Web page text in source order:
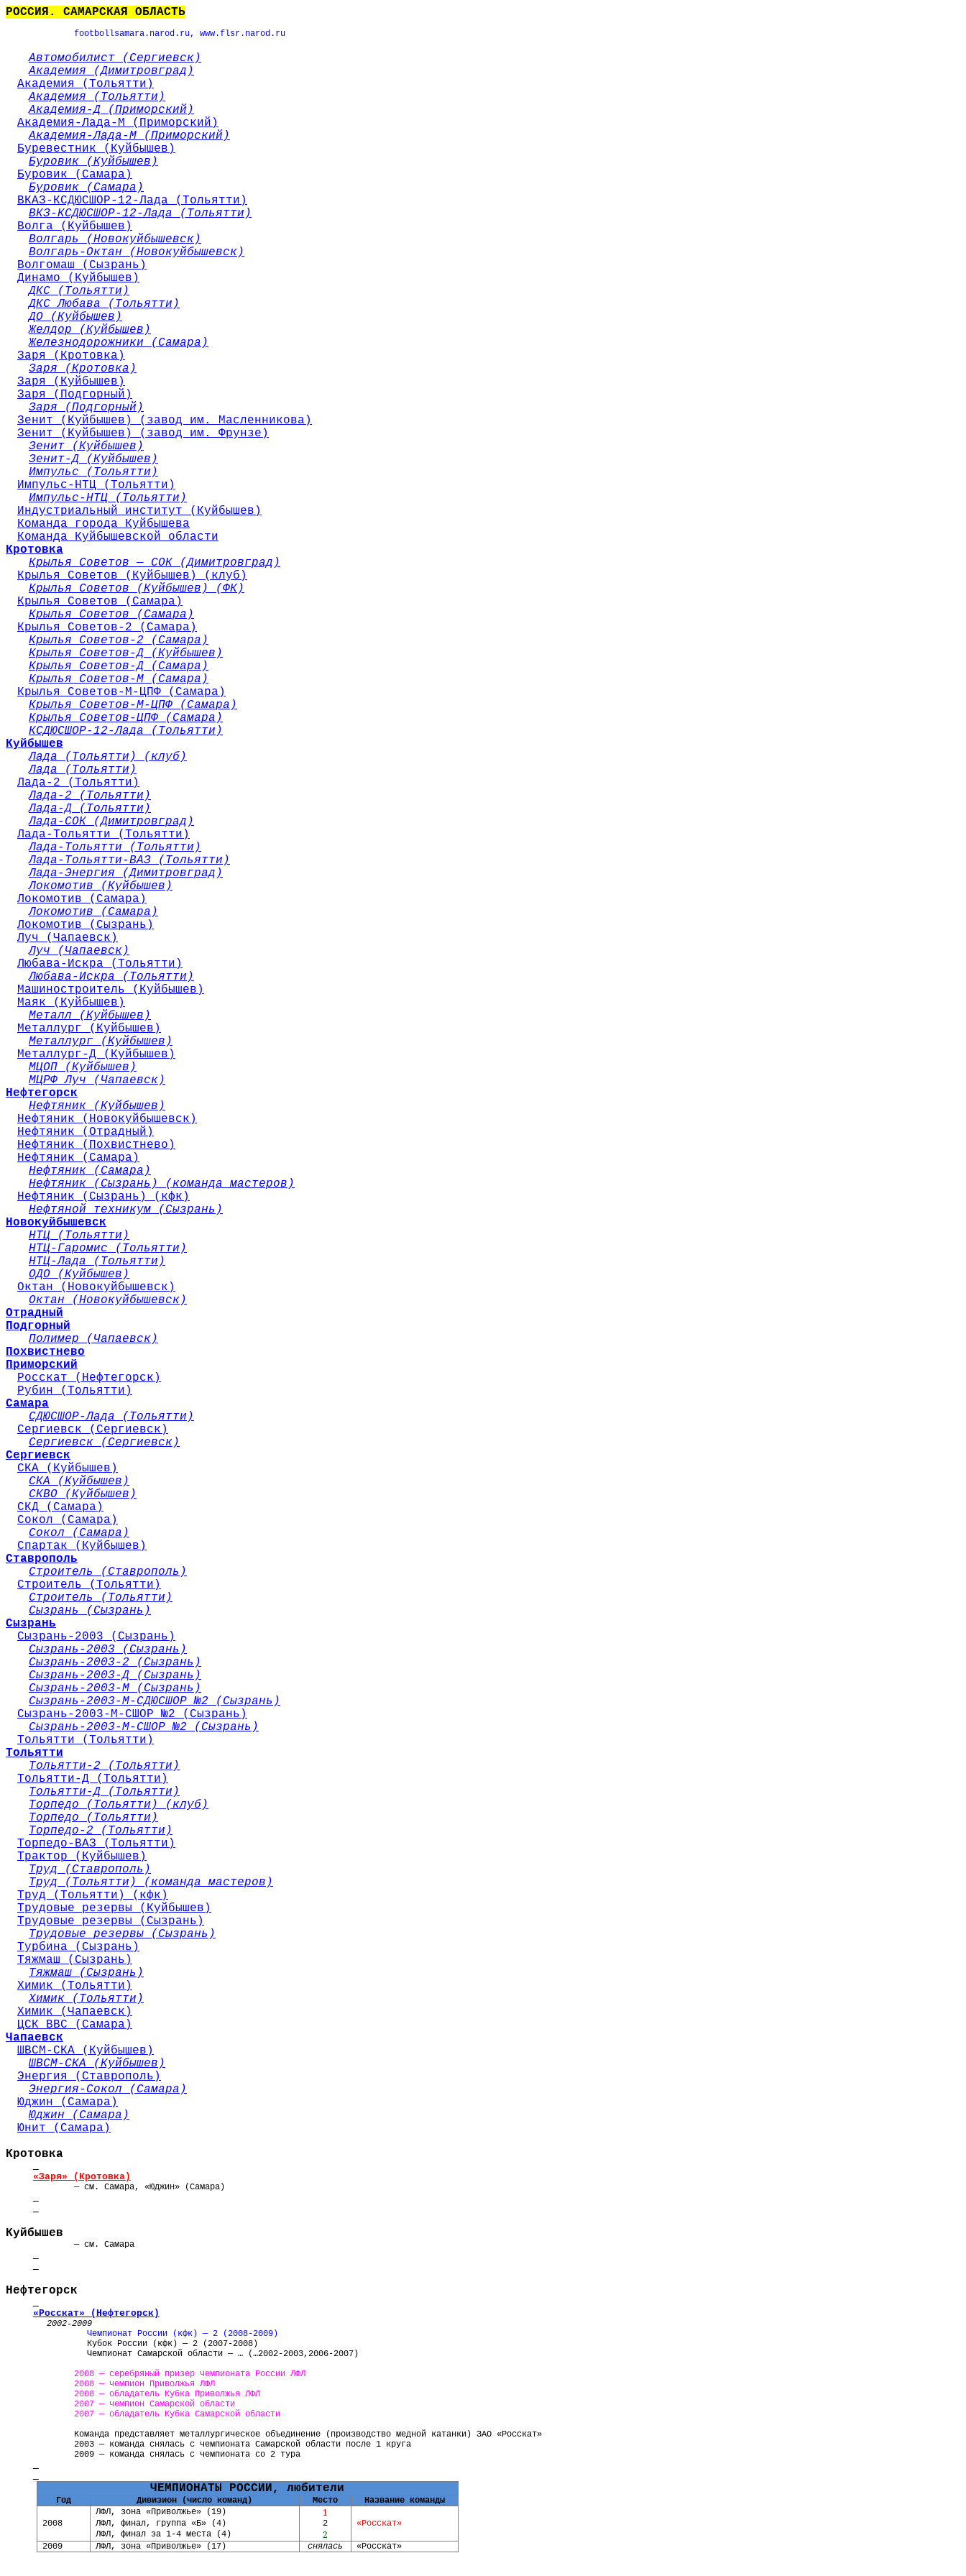
РОССИЯ. САМАРСКАЯ ОБЛАСТЬ
footbollsamara. narod. ru, www.flsr. narod. ru
Автомобилист (Сергиевск)
Академия (Димитровград)
Академия (Тольятти)
Академия (Тольятти)
Академия-Д (Приморский)
Академия-Лада-М (Приморский)
Академия-Лада-М (Приморский)
Буревестник (Куйбышев)
Буровик (Куйбышев)
Буровик (Самара)
Буровик (Самара)
ВКАЗ-КСДЮСШОР-12-Лада (Тольятти)
ВКЗ-КСДЮСШОР-12-Лада (Тольятти)
Волга (Куйбышев)
Волгарь (Новокуйбышевск)
Волгарь-Октан (Новокуйбышевск)
Волгомаш (Сызрань)
Динамо (Куйбышев)
ДКС (Тольятти)
ДКС Любава (Тольятти)
ДО (Куйбышев)
Желдор (Куйбышев)
Железнодорожники (Самара)
Заря (Кротовка)
Заря (Кротовка)
Заря (Куйбышев)
Заря (Подгорный)
Заря (Подгорный)
Зенит (Куйбышев) (завод им. Масленникова)
Зенит (Куйбышев) (завод им. Фрунзе)
Зенит (Куйбышев)
Зенит-Д (Куйбышев)
Импульс (Тольятти)
Импульс-НТЦ (Тольятти)
Импульс-НТЦ (Тольятти)
Индустриальный институт (Куйбышев)
Команда города Куйбышева
Команда Куйбышевской области
Кротовка
Крылья Советов — СОК (Димитровград)
Крылья Советов (Куйбышев) (клуб)
Крылья Советов (Куйбышев) (ФК)
Крылья Советов (Самара)
Крылья Советов (Самара)
Крылья Советов-2 (Самара)
Крылья Советов-2 (Самара)
Крылья Советов-Д (Куйбышев)
Крылья Советов-Д (Самара)
Крылья Советов-М (Самара)
Крылья Советов-М-ЦПФ (Самара)
Крылья Советов-М-ЦПФ (Самара)
Крылья Советов-ЦПФ (Самара)
КСДЮСШОР-12-Лада (Тольятти)
Куйбышев
Лада (Тольятти) (клуб)
Лада (Тольятти)
Лада-2 (Тольятти)
Лада-2 (Тольятти)
Лада-Д (Тольятти)
Лада-СОК (Димитровград)
Лада-Тольятти (Тольятти)
Лада-Тольятти (Тольятти)
Лада-Тольятти-ВАЗ (Тольятти)
Лада-Энергия (Димитровград)
Локомотив (Куйбышев)
Локомотив (Самара)
Локомотив (Самара)
Локомотив (Сызрань)
Луч (Чапаевск)
Луч (Чапаевск)
Любава-Искра (Тольятти)
Любава-Искра (Тольятти)
Машиностроитель (Куйбышев)
Маяк (Куйбышев)
Металл (Куйбышев)
Металлург (Куйбышев)
Металлург (Куйбышев)
Металлург-Д (Куйбышев)
МЦОП (Куйбышев)
МЦРФ Луч (Чапаевск)
Нефтегорск
Нефтяник (Куйбышев)
Нефтяник (Новокуйбышевск)
Нефтяник (Отрадный)
Нефтяник (Похвистнево)
Нефтяник (Самара)
Нефтяник (Самара)
Нефтяник (Сызрань) (команда мастеров)
Нефтяник (Сызрань) (кфк)
Нефтяной техникум (Сызрань)
Новокуйбышевск
НТЦ (Тольятти)
НТЦ-Гаромис (Тольятти)
НТЦ-Лада (Тольятти)
ОДО (Куйбышев)
Октан (Новокуйбышевск)
Октан (Новокуйбышевск)
Отрадный
Подгорный
Полимер (Чапаевск)
Похвистнево
Приморский
Росскат (Нефтегорск)
Рубин (Тольятти)
Самара
СДЮСШОР-Лада (Тольятти)
Сергиевск (Сергиевск)
Сергиевск (Сергиевск)
Сергиевск
СКА (Куйбышев)
СКА (Куйбышев)
СКВО (Куйбышев)
СКД (Самара)
Сокол (Самара)
Сокол (Самара)
Спартак (Куйбышев)
Ставрополь
Строитель (Ставрополь)
Строитель (Тольятти)
Строитель (Тольятти)
Сызрань (Сызрань)
Сызрань
Сызрань-2003 (Сызрань)
Сызрань-2003 (Сызрань)
Сызрань-2003-2 (Сызрань)
Сызрань-2003-Д (Сызрань)
Сызрань-2003-М (Сызрань)
Сызрань-2003-М-СДЮСШОР №2 (Сызрань)
Сызрань-2003-М-СШОР №2 (Сызрань)
Сызрань-2003-М-СШОР №2 (Сызрань)
Тольятти (Тольятти)
Тольятти
Тольятти-2 (Тольятти)
Тольятти-Д (Тольятти)
Тольятти-Д (Тольятти)
Торпедо (Тольятти) (клуб)
Торпедо (Тольятти)
Торпедо-2 (Тольятти)
Торпедо-ВАЗ (Тольятти)
Трактор (Куйбышев)
Труд (Ставрополь)
Труд (Тольятти) (команда мастеров)
Труд (Тольятти) (кфк)
Трудовые резервы (Куйбышев)
Трудовые резервы (Сызрань)
Трудовые резервы (Сызрань)
Турбина (Сызрань)
Тяжмаш (Сызрань)
Тяжмаш (Сызрань)
Химик (Тольятти)
Химик (Тольятти)
Химик (Чапаевск)
ЦСК ВВС (Самара)
Чапаевск
ШВСМ-СКА (Куйбышев)
ШВСМ-СКА (Куйбышев)
Энергия (Ставрополь)
Энергия-Сокол (Самара)
Юджин (Самара)
Юджин (Самара)
Юнит (Самара)
Кротовка
«Заря» (Кротовка)
— см. Самара, «Юджин» (Самара)
Куйбышев
— см. Самара
Нефтегорск
«Росскат» (Нефтегорск)
2002-2009
Чемпионат России (кфк) — 2 (2008-2009)
Кубок России (кфк) — 2 (2007-2008)
Чемпионат Самарской области — … (…2002-2003,2006-2007)
2008 — серебряный призер чемпионата России ЛФЛ
2008 — чемпион Приволжья ЛФЛ
2008 — обладатель Кубка Приволжья ЛФЛ
2007 — чемпион Самарской области
2007 — обладатель Кубка Самарской области
Команда представляет металлургическое объединение (производство медной катанки) ЗАО «Росскат»
2003 — команда снялась с чемпионата Самарской области после 1 круга
2009 — команда снялась с чемпионата со 2 тура
ЧЕМПИОНАТЫ РОССИИ, любители
Год Дивизион (число команд) Место Название команды
2008
ЛФЛ, зона «Приволжье» (19) 1
«Росскат»
ЛФЛ, финал, группа «Б» (4)
2
ЛФЛ, финал за 1-4 места (4)
2
2009 ЛФЛ, зона «Приволжье» (17) снялась «Росскат»